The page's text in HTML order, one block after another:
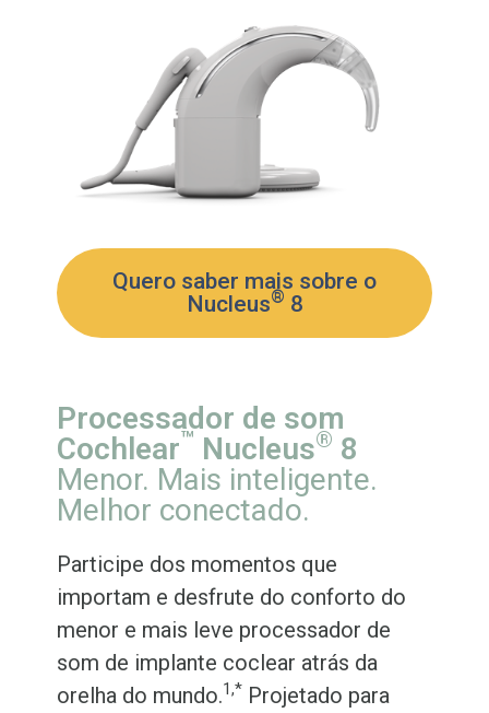
Quero saber mais sobre o
Nucleus® 8
Processador de som
Cochlear™ Nucleus® 8
Menor. Mais inteligente.
Melhor conectado.
Participe dos momentos que
importam e desfrute do conforto do
menor e mais leve processador de
som de implante coclear atrás da
orelha do mundo.1,* Projetado para